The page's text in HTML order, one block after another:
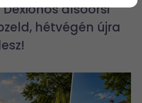
alsóörsi
hétvégén újra